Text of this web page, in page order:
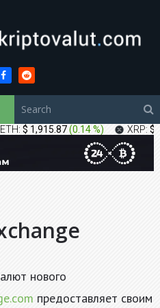
ETH: $ 1,915.87(0.14 %) XRP: $
нового
предоставляет своим